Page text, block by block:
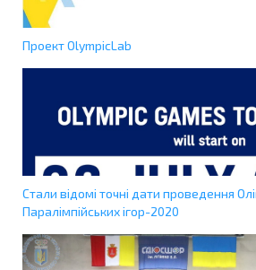
Проект OlympicLab
Стали відомі точні дати проведення
Паралімпійських ігор-2020